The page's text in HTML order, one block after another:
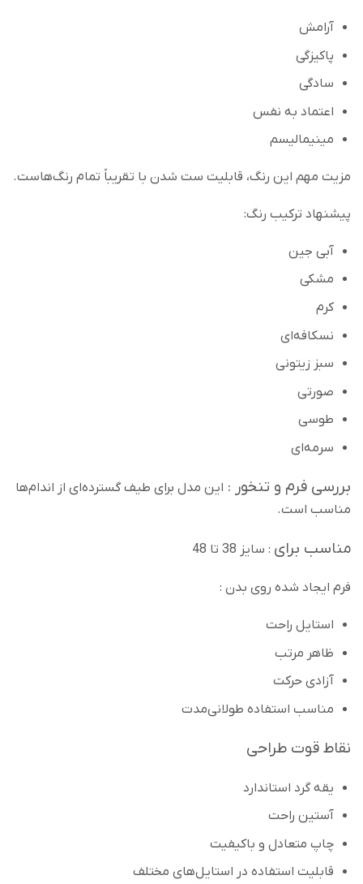
آرامش
پاکیزگی
سادگی
اعتماد به نفس
مینیمالیسم
مزیت مهم این رنگ، قابلیت ست شدن با تقریباً تمام رنگ‌هاست.
پیشنهاد ترکیب رنگ:
آبی جین
مشکی
کرم
نسکافه‌ای
سبز زیتونی
صورتی
طوسی
سرمه‌ای
بررسی فرم و تنخور : این مدل برای طیف گسترده‌ای از اندام‌ها
مناسب است.
مناسب برای : سایز 38 تا 48
فرم ایجاد شده روی بدن :
استایل راحت
ظاهر مرتب
آزادی حرکت
مناسب استفاده طولانی‌مدت
نقاط قوت طراحی
یقه گرد استاندارد
آستین راحت
چاپ متعادل و باکیفیت
قابلیت استفاده در استایل‌های مختلف